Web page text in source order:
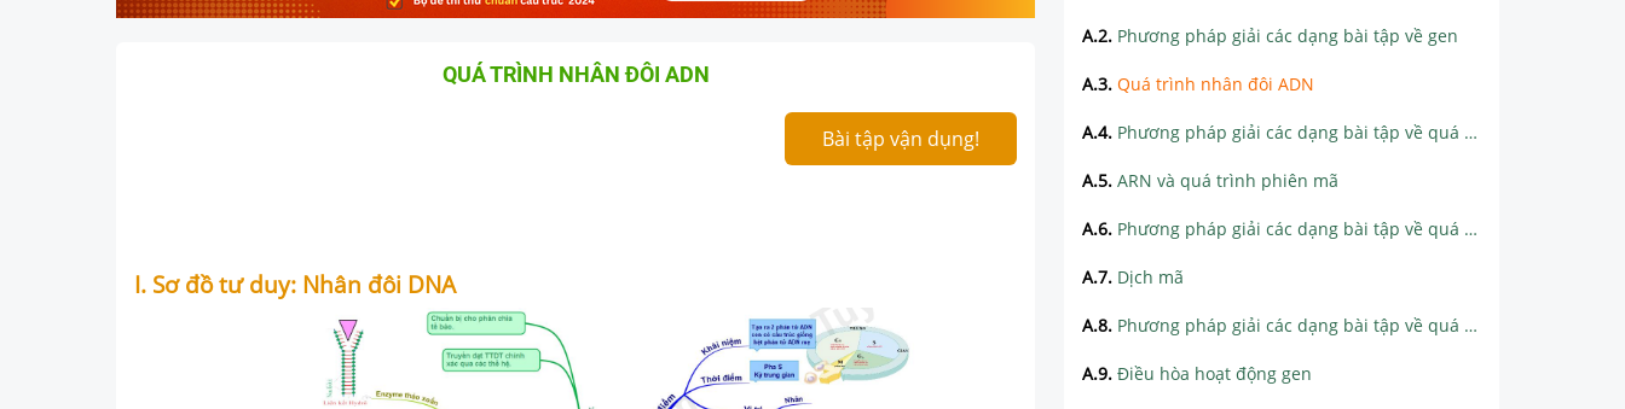
QUÁ TRÌNH NHÂN ĐÔI ADN
Bài tập vận dụng!
I. Sơ đồ tư duy: Nhân đôi DNA
A.2. Phương pháp giải các dạng bài tập về gen
A.3. Quá trình nhân đôi ADN
A.4. Phương pháp giải các dạng bài tập về quá trình nhân đôi ADN
A.5. ARN và quá trình phiên mã
A.6. Phương pháp giải các dạng bài tập về quá trình phiên mã
A.7. Dịch mã
A.8. Phương pháp giải các dạng bài tập về quá trình dịch mã
A.9. Điều hòa hoạt động gen